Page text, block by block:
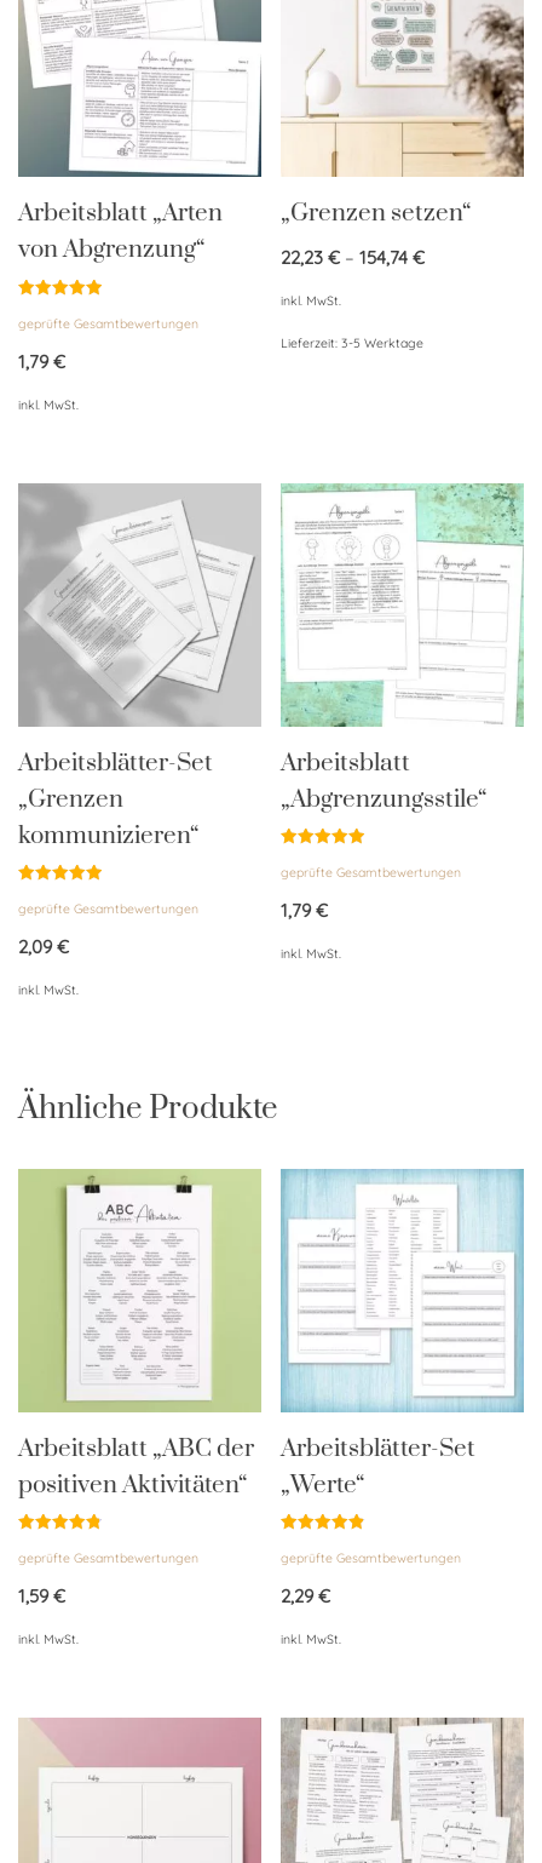
Arbeitsblatt „Arten
von Abgrenzung“
mit
von 5
geprüfte Gesamtbewertungen
1,79€
inkl. MwSt.
„Grenzen setzen“
22,23€ –154,74€
inkl. MwSt.
Lieferzeit:3-5 Werktage
Arbeitsblätter-Set
„Grenzen
kommunizieren“
mit
von 5
geprüfte Gesamtbewertungen
2,09€
inkl. MwSt.
Arbeitsblatt
„Abgrenzungsstile“
mit
von 5
geprüfte Gesamtbewertungen
1,79€
inkl. MwSt.
Ähnliche Produkte
Arbeitsblatt „ABC der
positiven Aktivitäten“
mit
von 5
geprüfte Gesamtbewertungen
1,59€
inkl. MwSt.
Arbeitsblätter-Set
„Werte“
mit
von 5
geprüfte Gesamtbewertungen
2,29€
inkl. MwSt.